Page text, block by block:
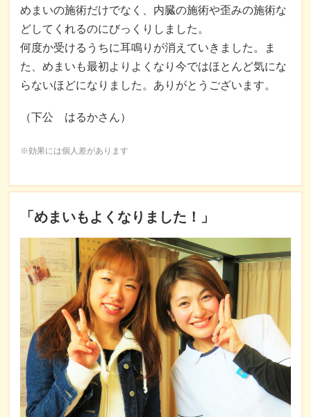
めまいの施術だけでなく、内臓の施術や歪みの施術な
どしてくれるのにびっくりしました。
何度か受けるうちに耳鳴りが消えていきました。ま
た、めまいも最初よりよくなり今ではほとんど気にな
らないほどになりました。ありがとうございます。
（下公 はるかさん）
※効果には個人差があります
「めまいもよくなりました！」